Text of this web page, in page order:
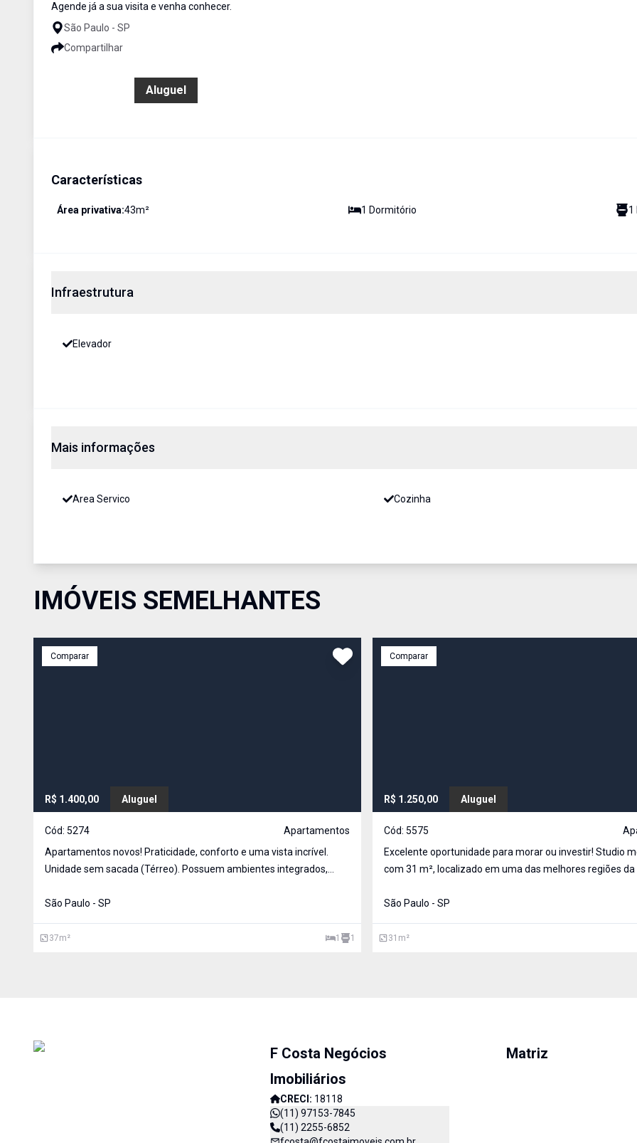
Agende já a sua visita e venha conhecer.
São Paulo - SP
Compartilhar
Aluguel
Características
Área privativa:43m² 1 Dormitório 1
Infraestrutura
Elevador
Mais informações
Area Servico Cozinha
IMÓVEIS SEMELHANTES
Comparar
R$ 1.400,00 Aluguel
Cód: 5274
Apartamentos
Apartamentos novos! Praticidade, conforto e uma vista incrível.
Unidade sem sacada (Térreo). Possuem ambientes integrados,
São Paulo - SP
37m² 1 1
Comparar
R$ 1.250,00 Aluguel
Cód: 5575
Excelente oportunidade para morar ou investir! Studio moderno
com 31 m², localizado em uma das melhores regiões da
São Paulo - SP
31 m²
F Costa Negócios
Imobiliários
CRECI: 18118
(11) 97153-7845
(11) 2255-6852
Matriz